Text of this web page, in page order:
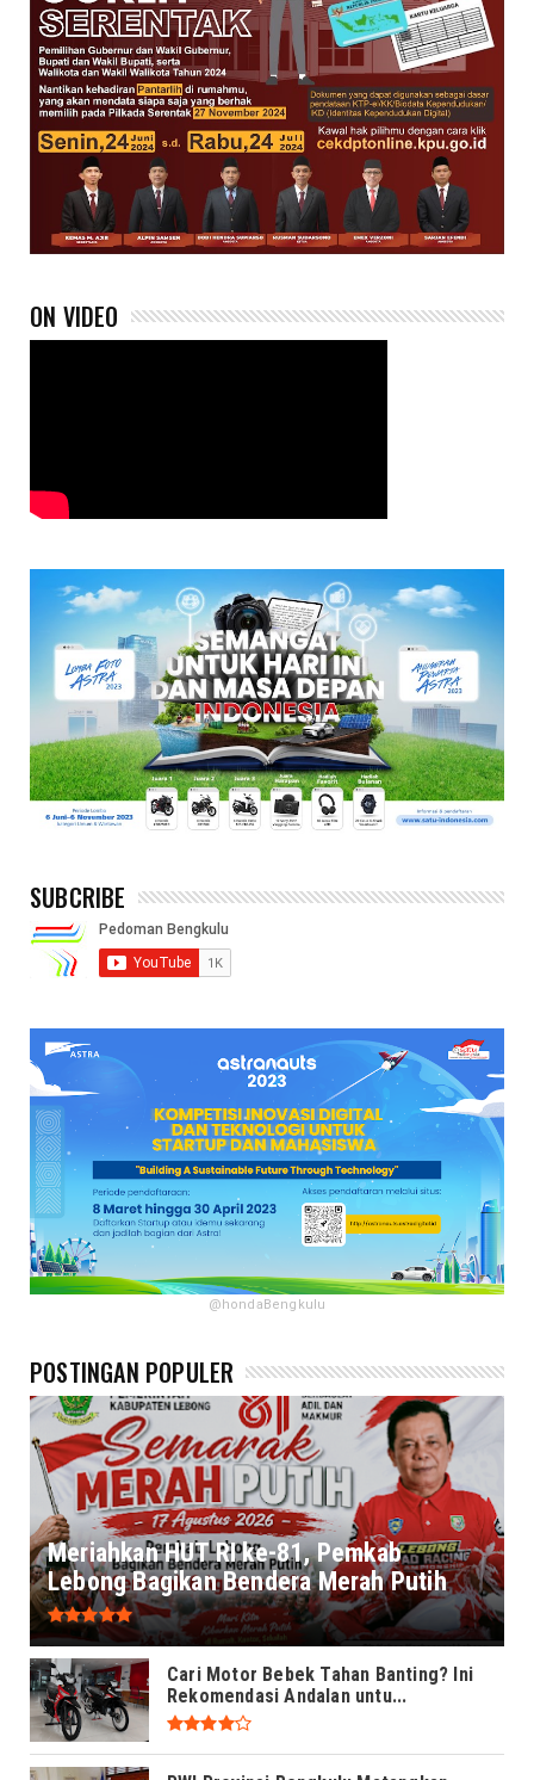
ON VIDEO
SUBCRIBE
@hondaBengkulu
POSTINGAN POPULER
Meriahkan HUT RI ke-81, Pemkab
Lebong Bagikan Bendera Merah Putih
Cari Motor Bebek Tahan Banting? Ini
Rekomendasi Andalan untu...